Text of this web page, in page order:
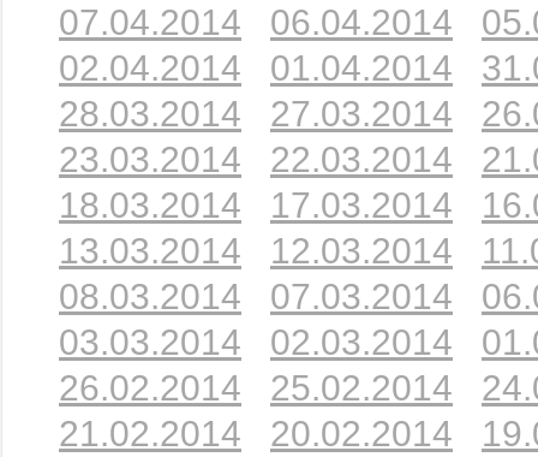
07.04.2014
06.04.2014
02.04.2014
01.04.2014
28.03.2014
27.03.2014
23.03.2014
22.03.2014
18.03.2014
17.03.2014
13.03.2014
12.03.2014
08.03.2014
07.03.2014
03.03.2014
02.03.2014
26.02.2014
25.02.2014
21.02.2014
20.02.2014